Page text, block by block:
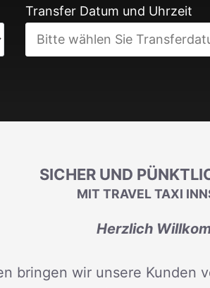
Transfer Datum und Uhrzeit
SICHER UND
MIT TRAVEL TAXI
Herzlich
bringen wir unsere Kunden